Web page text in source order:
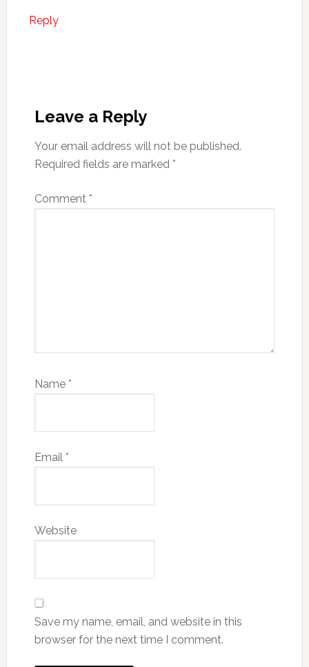
Reply
Leave a Reply
Your email address will not be published.
Required fields are marked *
Comment *
Name *
Email *
Website
Save my name, email, and website in this
browser for the next time I comment.